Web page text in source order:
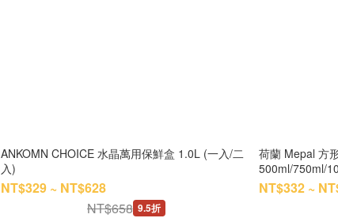
ANKOMN CHOICE 水晶萬用保鮮盒 1.0L (一入/二
入)
NT$329 ~ NT$628
NT$658 9.5折
荷蘭 Mepal 方
500ml/750ml/
NT$332 ~